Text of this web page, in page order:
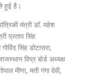
हुई है।
मंत्री डॉ. महेश
प्रताप सिंह
गोविंद सिंह डोटासरा,
विप्र बोर्ड अध्यक्ष
मीणा, मती गंगा देवी,